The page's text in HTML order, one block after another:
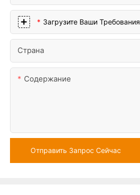
Загрузите Ваши Требования
Страна
Содержание
Отправить Запрос Сейчас